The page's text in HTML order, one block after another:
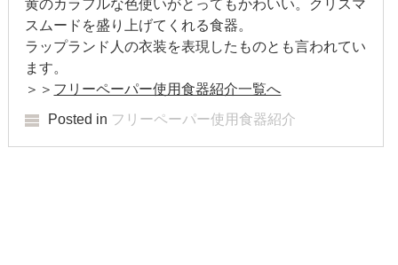
黄のカラフルな色使いがとってもかわいい。クリスマ
スムードを盛り上げてくれる食器。
ラップランド人の衣装を表現したものとも言われてい
ます。
＞＞ フリーペーパー使用食器紹介一覧へ
Posted in フリーペーパー使用食器紹介